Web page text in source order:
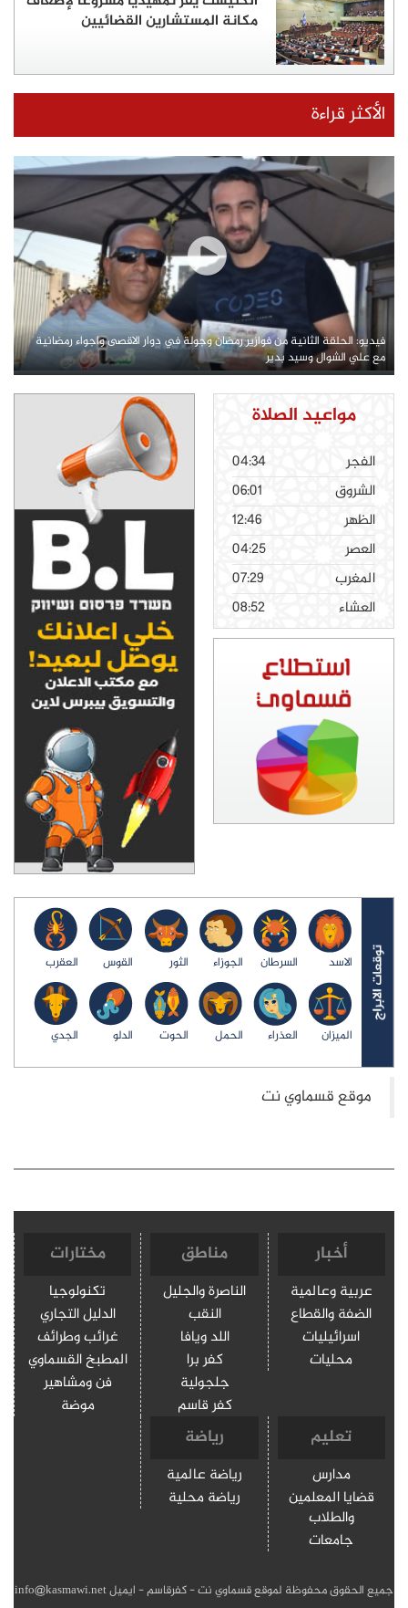
مكانة المستشارين القضائيين
الأكثر قراءة
فيديو: الحلقة الثانية من فوازير رمضان وجولة في دوار الاقصى واجواء رمضانية
مع علي الشوال وسيد بدير
مواعيد الصلاة
الفجر
04:34
الشروق
06:01
الظهر
12:46
العصر
04:25
المغرب
07:29
العشاء
08:52
الاسد السرطان الجوزاء الثور القوس العقرب
الميزان العذراء الحمل الحوت الدلو الجدي
أخبار
عربية وعالمية
الضفة والقطاع
اسرائيليات
محليات
مناطق
الناصرة والجليل
النقب
اللد ويافا
كفر برا
جلجولية
كفر قاسم
مختارات
تكنولوجيا
الدليل التجاري
غرائب وطرائف
المطبخ القسماوي
فن ومشاهير
موضة
تعليم
مدارس
قضايا المعلمين
والطلاب
جامعات
رياضة
رياضة عالمية
رياضة محلية
جميع الحقوق محفوظة لموقع قسماوي نت - كفرقاسم - ايميل info@kasmawi.net